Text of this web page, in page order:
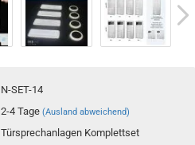
N-SET-14
2-4 Tage(Ausland abweichend)
Türsprechanlagen Komplettset